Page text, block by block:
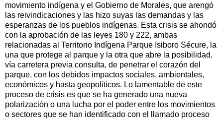
movimiento indígena y el Gobierno de Morales, que arengó
las reivindicaciones y las hizo suyas las demandas y las
esperanzas de los pueblos indígenas. Esta crisis se ahondó
con la aprobación de las leyes 180 y 222, ambas
relacionadas al Territorio Indígena Parque Isiboro Sécure, la
una que protege al parque y la otra que abre la posibilidad,
vía carretera previa consulta, de penetrar el corazón del
parque, con los debidos impactos sociales, ambientales,
económicos y hasta geopolíticos. Lo lamentable de este
proceso de crisis es que se ha generado una nueva
polarización o una lucha por el poder entre los movimientos
o sectores que se han identificado con el llamado proceso